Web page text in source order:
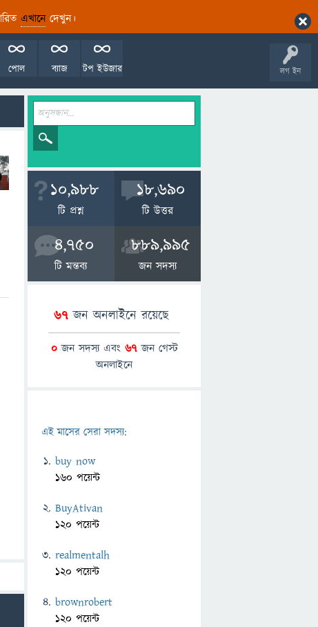
এখানেদেখুন।
লগ ইন
টপ ইউজার
ব্যাজ
পোল
10,988
টি প্রশ্ন
18,690
টি উত্তর
4,750
টি মন্তব্য
889,995
জন সদস্য
67 জন অনলাইনে রয়েছে
0জন সদস্য এবং 67জন গেস্ট
অনলাইনে
এই মাসের সেরা সদস্য:
buy now
160 পয়েন্ট
BuyAtivan
120 পয়েন্ট
realmentalh
120 পয়েন্ট
brownrobert
120 পয়েন্ট